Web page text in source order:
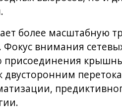
более масштабную
Фокус внимания
присоединения
двусторонним